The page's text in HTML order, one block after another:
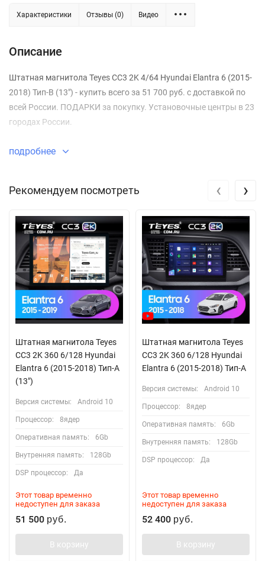
Характеристики Отзывы (0) Видео
Описание
Штатная магнитола Teyes CC3 2K 4/64 Hyundai Elantra 6 (2015-
2018) Тип-B (13") - купить всего за 51 700 руб. с доставкой по
всей России. ПОДАРКИ за покупку. Установочные центры в 23
городах России.
подробнее
Рекомендуем посмотреть
Штатная магнитола Teyes
CC3 2K 360 6/128 Hyundai
Elantra 6 (2015-2018) Тип-A
(13")
Версия системы: Android 10
Процессор: 8ядер
Оперативная память: 6Gb
Внутренняя память: 128Gb
DSP процессор: Да
Этот товар временно
недоступен для заказа
51 500 руб.
В корзину
Штатная магнитола Teyes
CC3 2K 360 6/128 Hyundai
Elantra 6 (2015-2018) Тип-A
Версия системы: Android 10
Процессор: 8ядер
Оперативная память: 6Gb
Внутренняя память: 128Gb
DSP процессор: Да
Этот товар временно
недоступен для заказа
52 400 руб.
В корзину
‹ ›